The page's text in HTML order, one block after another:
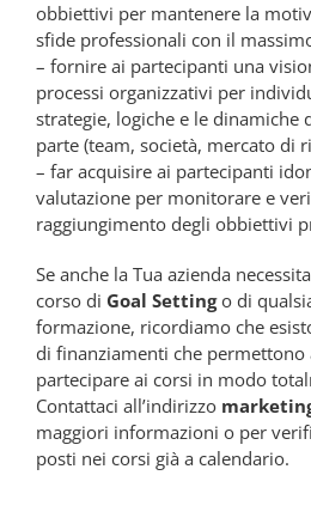
obbiettivi per mantenere la
sfide professionali con il
– fornire ai partecipanti una
processi organizzativi per
strategie, logiche e le dinamiche
parte (team, società, mercato di
– far acquisire ai partecipanti
valutazione per monitorare e
raggiungimento degli obbiettivi
Se anche la Tua azienda
corso di Goal Settingo di
formazione, ricordiamo che
di finanziamenti che permettono
partecipare ai corsi in modo
Contattaci all’indirizzo
maggiori informazioni o per
posti nei corsi già a calendario.